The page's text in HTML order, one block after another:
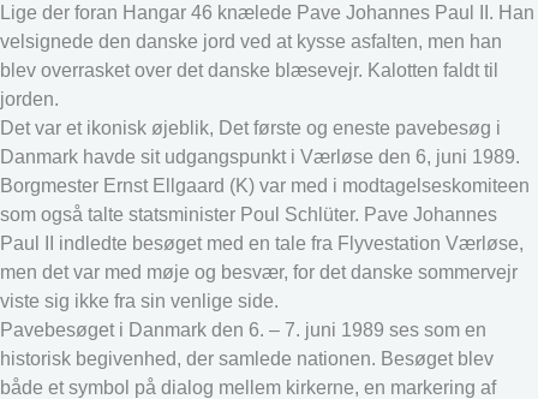
Lige der foran Hangar 46 knælede Pave Johannes Paul II. Han
velsignede den danske jord ved at kysse asfalten, men han
blev overrasket over det danske blæsevejr. Kalotten faldt til
jorden.
Det var et ikonisk øjeblik, Det første og eneste pavebesøg i
Danmark havde sit udgangspunkt i Værløse den 6, juni 1989.
Borgmester Ernst Ellgaard (K) var med i modtagelseskomiteen
som også talte statsminister Poul Schlüter. Pave Johannes
Paul II indledte besøget med en tale fra Flyvestation Værløse,
men det var med møje og besvær, for det danske sommervejr
viste sig ikke fra sin venlige side.
Pavebesøget i Danmark den 6. – 7. juni 1989 ses som en
historisk begivenhed, der samlede nationen. Besøget blev
både et symbol på dialog mellem kirkerne, en markering af